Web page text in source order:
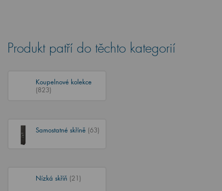
Produkt patří do těchto kategorií
Koupelnové kolekce
(823)
Samostatné skříně (63)
Nízká skříň (21)